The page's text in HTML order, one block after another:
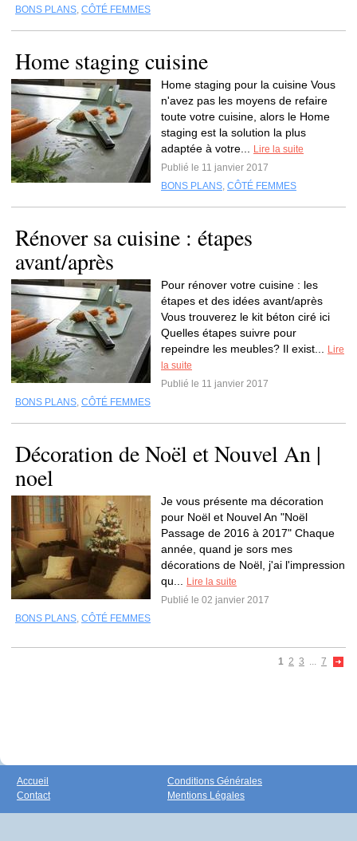
BONS PLANS, CÔTÉ FEMMES
Home staging cuisine
Home staging pour la cuisine Vous
n'avez pas les moyens de refaire
toute votre cuisine, alors le Home
staging est la solution la plus
adaptée à votre...
Lire la suite
Publié le 11 janvier 2017
BONS PLANS, CÔTÉ FEMMES
Rénover sa cuisine : étapes
avant/après
Pour rénover votre cuisine : les
étapes et des idées avant/après
Vous trouverez le kit béton ciré ici
Quelles étapes suivre pour
repeindre les meubles? Il exist...
Lire
la suite
Publié le 11 janvier 2017
BONS PLANS, CÔTÉ FEMMES
Décoration de Noël et Nouvel An |
noel
Je vous présente ma décoration
pour Noël et Nouvel An "Noël
Passage de 2016 à 2017" Chaque
année, quand je sors mes
décorations de Noël, j'ai l'impression
qu...
Lire la suite
Publié le 02 janvier 2017
BONS PLANS, CÔTÉ FEMMES
1 2 3 ... 7
Accueil
Contact
Conditions Générales
Mentions Légales